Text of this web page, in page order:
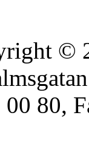
©
00 80,